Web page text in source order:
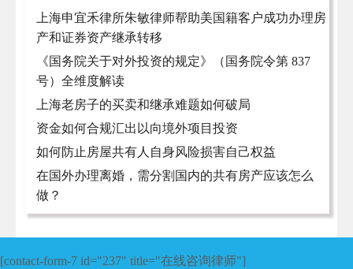
上海申宜禾律所朱敏律师帮助美国籍客户成功办理房
产和证券资产继承转移
《国务院关于对外投资的规定》（国务院令第 837
号）全维度解读
上海老房子的买卖和继承难题如何破局
资金如何合规汇出以向境外项目投资
如何防止房屋共有人自身风险损害自己权益
在国外办理离婚，需分割国内的共有房产应该怎么
做？
[contact-form-7 id="237" title="在线咨询律师"]